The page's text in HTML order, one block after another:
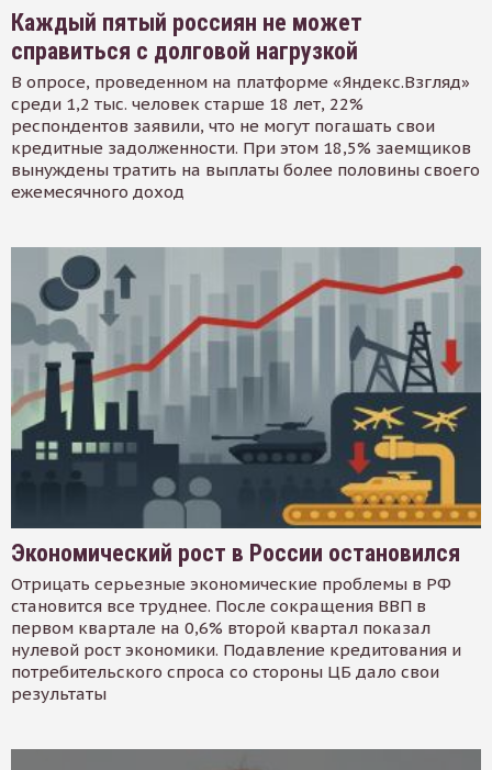
Каждый пятый россиян не может
справиться с долговой нагрузкой
В опросе, проведенном на платформе «Яндекс.Взгляд»
среди 1,2 тыс. человек старше 18 лет, 22%
респондентов заявили, что не могут погашать свои
кредитные задолженности. При этом 18,5% заемщиков
вынуждены тратить на выплаты более половины своего
ежемесячного доход
Экономический рост в России остановился
Отрицать серьезные экономические проблемы в РФ
становится все труднее. После сокращения ВВП в
первом квартале на 0,6% второй квартал показал
нулевой рост экономики. Подавление кредитования и
потребительского спроса со стороны ЦБ дало свои
результаты